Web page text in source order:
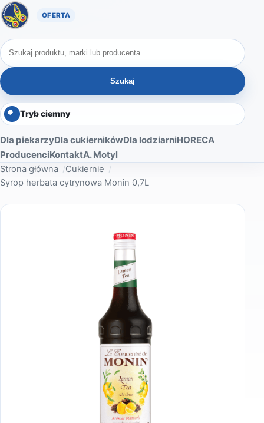
Oferta A. Motyl
Szukaj produktów
Szukaj
Tryb ciemny
Dla piekarzyDla cukiernikówDla lodziarniHORECA
ProducenciKontaktA. Motyl
Strona główna
Cukiernie
Syrop herbata cytrynowa Monin 0,7L